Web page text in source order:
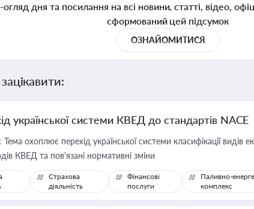
дня та посилання на всі новини, статті, відео,
сформований цей підсумок
ОЗНАЙОМИТИСЯ
української системи КВЕД до стандартів NACE
Тема охоплює перехід української системи класифікації видів
КВЕД та пов'язані нормативні зміни
Страхова
діяльність
Фінансові
послуги
Паливно-
комплекс